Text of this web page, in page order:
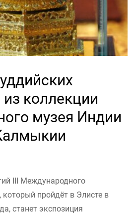
коллекции
музея Индии
III Международного
пройдёт в Элисте в
станет экспозиция